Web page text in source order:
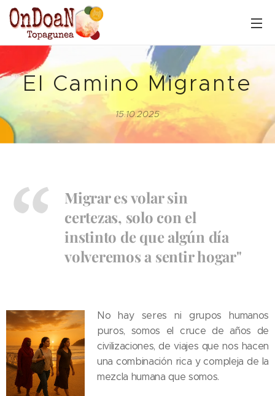
El Camino Migrante
15.10.2025
Migrar es volar sin
certezas, solo con el
instinto de que algún día
volveremos a sentir hogar"
No hay seres ni grupos humanos
puros, somos el cruce de años de
civilizaciones, de viajes que nos hacen
una combinación rica y compleja de la
mezcla humana que somos.